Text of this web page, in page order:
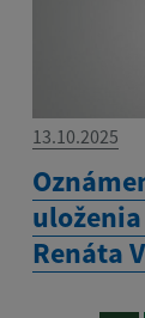
13.10.2025
Renáta